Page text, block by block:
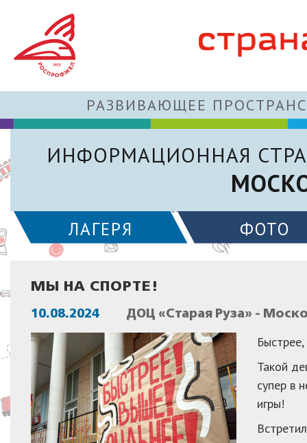
РАЗВИВАЮЩЕЕ
ИНФОРМАЦИОННАЯ
ЛАГЕРЯ ФОТО
МЫ НА СПОРТЕ!
10.08.2024 ДОЦ «Старая Руза» -
Такой
супер в
игры!